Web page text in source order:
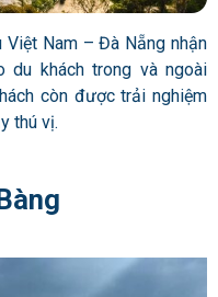
Nam – Đà Nẵng nhận
khách trong và ngoài
còn được trải nghiệm
thú vị.